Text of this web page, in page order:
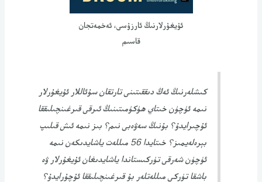
ئۇيغۇرلارنىڭ ئارزۇسى، ئەخمەتجان
قاسىم
كىشلەرنىڭ ئەڭ دىققىتىنى تارتقان سۇئاللار ئۇيغۇرلار
نىمە ئۈچۈن خىتاي ھۈكۈمىتىنىڭ ئىرقى قىرغىنچىلىققا
ئۇچىرايدۇ؟ بۇنىڭ سەۋەبى نىم؟ بىز نىمە ئىش قىلىپ
بېرەلەيمىز؟ خىتايدا 56 مىللەت ياشايدىكەن نىمە
ئۈچۈن شەرقى تۈركىستاندا ياشايدىغان ئۇيغۇرلار ۋە
باشقا تۈركى مىللەتلەر بۇ قىرغىنچىلىققا ئۇچۇرايدۇ؟